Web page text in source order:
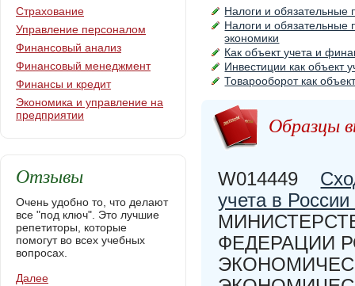
Налоги и обязательные
Налоги и обязательные
экономики
Как объект учета и
Инвестиции как объект
Товарооборот как
Образцы
W014449
учета в
ФЕДЕРАЦИИ
Страхование
Управление персоналом
Финансовый анализ
Финансовый менеджмент
Финансы и кредит
Экономика и управление на
предприятии
Отзывы
Очень удобно то, что делают
все "под ключ". Это лучшие
репетиторы, которые
помогут во всех учебных
вопросах.
Далее